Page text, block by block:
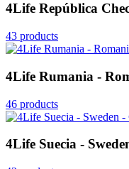
4Life República
43 products
4Life Rumania -
46 products
4Life Suecia -